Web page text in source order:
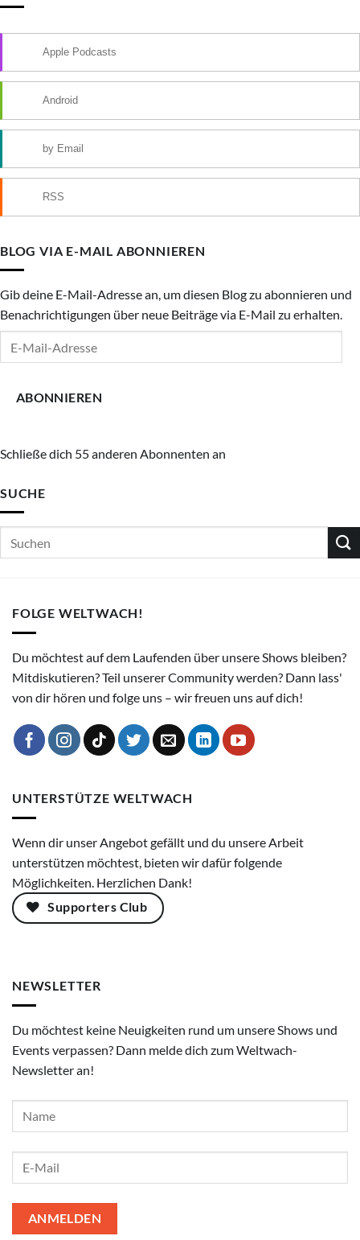
Apple Podcasts
Android
by Email
RSS
BLOG VIA E-MAIL ABONNIEREN
Gib deine E-Mail-Adresse an, um diesen Blog zu abonnieren und
Benachrichtigungen über neue Beiträge via E-Mail zu erhalten.
ABONNIEREN
Schließe dich 55 anderen Abonnenten an
SUCHE
FOLGE WELTWACH!
Du möchtest auf dem Laufenden über unsere Shows bleiben?
Mitdiskutieren? Teil unserer Community werden? Dann lass'
von dir hören und folge uns – wir freuen uns auf dich!
UNTERSTÜTZE WELTWACH
Wenn dir unser Angebot gefällt und du unsere Arbeit
unterstützen möchtest, bieten wir dafür folgende
Möglichkeiten. Herzlichen Dank!
Supporters Club
NEWSLETTER
Du möchtest keine Neuigkeiten rund um unsere Shows und
Events verpassen? Dann melde dich zum Weltwach-
Newsletter an!